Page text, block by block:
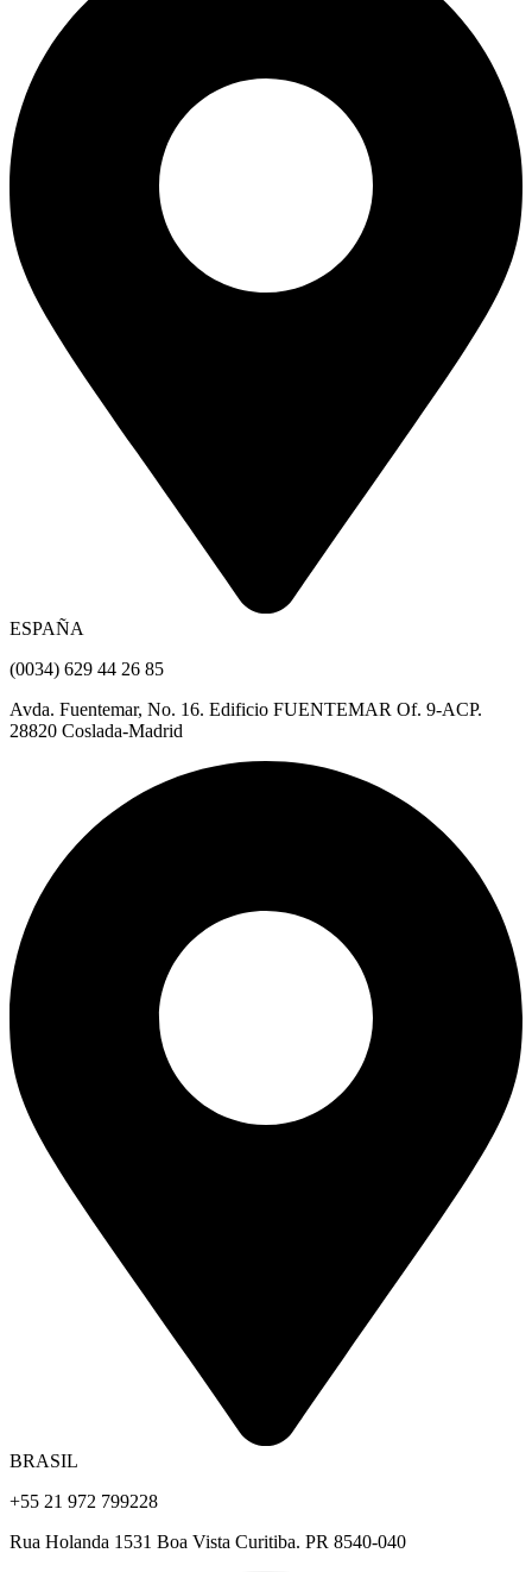
ESPAÑA
(0034) 629 44 26 85
Avda. Fuentemar, No. 16. Edificio FUENTEMAR Of. 9-ACP.
28820 Coslada-Madrid
BRASIL
+55 21 972 799228
Rua Holanda 1531 Boa Vista Curitiba. PR 8540-040